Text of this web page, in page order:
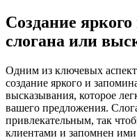
Создание
слогана или
Одним из ключевых
создание яркого и
высказывания, которое
вашего предложения.
привлекательным, так
клиентами и запомнен